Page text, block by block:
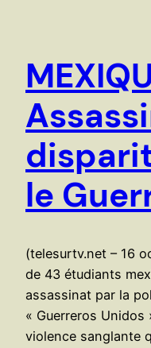
le
(telesurtv.net – 16
de 43 étudiants
assassinat par la
« Guerreros
violence sanglante